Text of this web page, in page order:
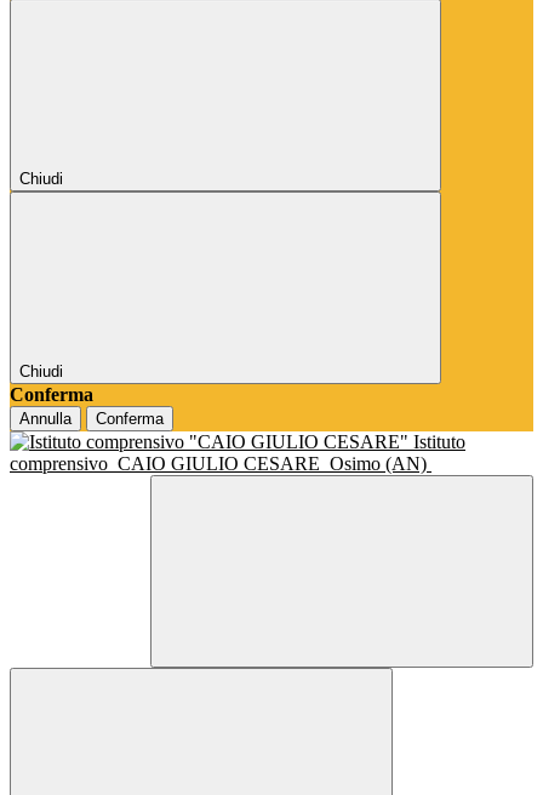
Chiudi
Chiudi
Conferma
Annulla Conferma
Istituto
comprensivo CAIO GIULIO CESARE Osimo (AN)